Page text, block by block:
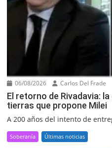
06/08/2026 Carlos Del Frade
El retorno de Rivadavia:
tierras que propone Milei
A 200 años del intento de
Soberanía Últimas noticias